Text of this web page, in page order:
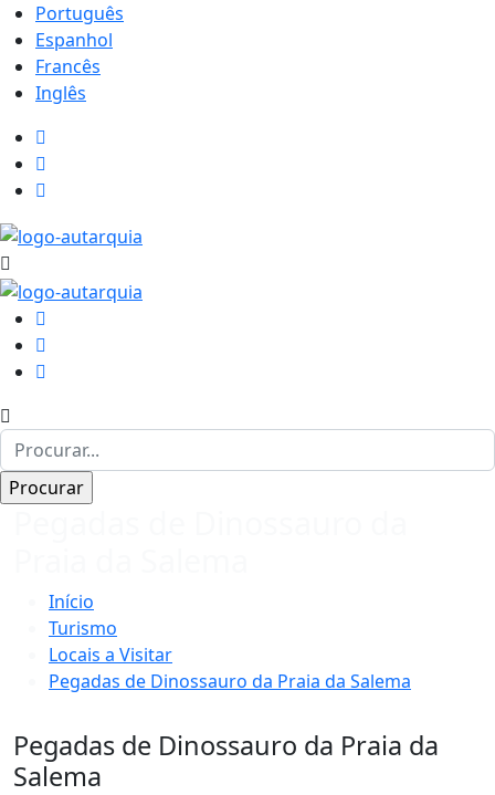
Português
Espanhol
Francês
Inglês
Início
Turismo
Locais a Visitar
Pegadas de Dinossauro da Praia da Salema
Pegadas de Dinossauro da Praia da
Salema